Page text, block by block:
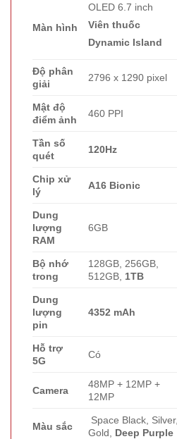
Màn hình
OLED 6.7 inch
Viên thuốc
Dynamic Island
Độ phân
giải
2796 x 1290 pixel
Mật độ
điểm ảnh
460 PPI
Tần số
quét
120Hz
Chip xử
lý
A16 Bionic
Dung
lượng
RAM
6GB
Bộ nhớ
trong
128GB, 256GB,
512GB, 1TB
Dung
lượng
pin
4352 mAh
Hỗ trợ
5G
Có
Camera
48MP + 12MP +
12MP
Màu sắc
Space Black, Silver,
Gold, Deep Purple